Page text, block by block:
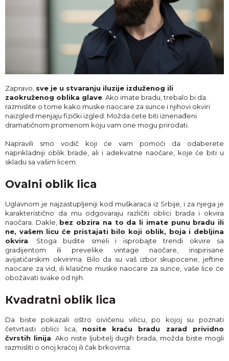
Zapravo, sve je u stvaranju iluzije izduženog ili
zaokruženog oblika glave. Ako imate bradu, trebalo bi da
razmislite o tome kako muske naocare za sunce i njihovi okviri
naizgled menjaju fizički izgled. Možda ćete biti iznenađeni
dramatičnom promenom koju vam one mogu prirodati.
Napravili smo vodič koji će vam pomoći da odaberete
naprikladniji oblik brade, ali i adekvatne naočare, koje će biti u
skladu sa vašim licem.
Ovalni oblik lica
Uglavnom je najzastupljeniji kod muškaraca iz Srbije, i za njega je
karakteristično da mu odgovaraju različiti oblici brada i okvira
naočara. Dakle, bez obzira na to da li imate punu bradu ili
ne, vašem licu će pristajati bilo koji oblik, boja i debljina
okvira. Stoga budite smeli i isprobajte trendi okvire sa
gradijentom ili prevelike vintage naočare, inspirisane
avijatičarskim okvirima. Bilo da su vaš izbor skupocene, jeftine
naocare za vid, ili klasične muske naocare za sunce, vaše lice će
obožavati svake od njih.
Кvadratni oblik lica
Da biste pokazali oštro oivičenu vilicu, po kojoj su poznati
četvrtasti oblici lica, nosite kraću bradu zarad prividno
čvrstih linija. Ako niste ljubitelj dugih brada, možda biste mogli
razmisliti o onoj kraćoj ili čak brkovima.